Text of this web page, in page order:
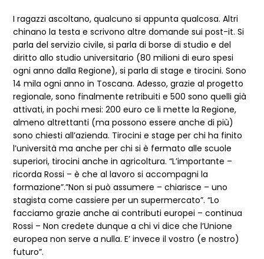
I ragazzi ascoltano, qualcuno si appunta qualcosa. Altri
chinano la testa e scrivono altre domande sui post-it. Si
parla del servizio civile, si parla di borse di studio e del
diritto allo studio universitario (80 milioni di euro spesi
ogni anno dalla Regione), si parla di stage e tirocini. Sono
14 mila ogni anno in Toscana. Adesso, grazie al progetto
regionale, sono finalmente retribuiti e 500 sono quelli già
attivati, in pochi mesi: 200 euro ce li mette la Regione,
almeno altrettanti (ma possono essere anche di più)
sono chiesti all’azienda. Tirocini e stage per chi ha finito
l’università ma anche per chi si è fermato alle scuole
superiori, tirocini anche in agricoltura. “L’importante –
ricorda Rossi – è che al lavoro si accompagni la
formazione”.”Non si può assumere – chiarisce – uno
stagista come cassiere per un supermercato”. “Lo
facciamo grazie anche ai contributi europei – continua
Rossi – Non credete dunque a chi vi dice che l’Unione
europea non serve a nulla. E’ invece il vostro (e nostro)
futuro”.